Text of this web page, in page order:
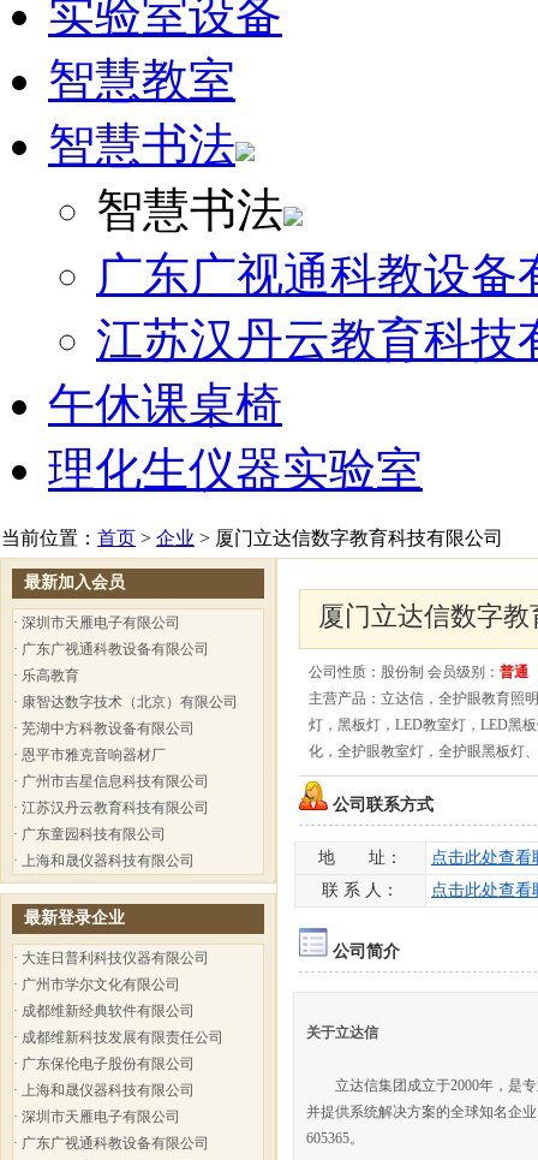
实验室设备
智慧教室
智慧书法
智慧书法
广东广视通科教设备
江苏汉丹云教育科技
午休课桌椅
理化生仪器实验室
当前位置： 首页 > 企业 > 厦门立达信数字教育科技有限公司
最新加入会员
· 深圳市天雁电子有限公司
· 广东广视通科教设备有限公司
· 乐高教育
· 康智达数字技术（北京）有限公司
· 芜湖中方科教设备有限公司
· 恩平市雅克音响器材厂
· 广州市吉星信息科技有限公司
· 江苏汉丹云教育科技有限公司
· 广东童园科技有限公司
· 上海和晟仪器科技有限公司
最新登录企业
· 大连日普利科技仪器有限公司
· 广州市学尔文化有限公司
· 成都维新经典软件有限公司
· 成都维新科技发展有限责任公司
· 广东保伦电子股份有限公司
· 上海和晟仪器科技有限公司
· 深圳市天雁电子有限公司
· 广东广视通科教设备有限公司
厦门立达信数字
公司性质：股份制 会员级别： 普通
主营产品：立达信，全护眼教育照
灯，黑板灯，LED教室灯，LED黑
化，全护眼教室灯，全护眼黑板灯
公司联系方式
地 址：
点击此处查看
联 系 人：
点击此处查看
公司简介
关于立达信
立达信集团成立于2000年，是专
并提供系统解决方案的全球知名企
605365。